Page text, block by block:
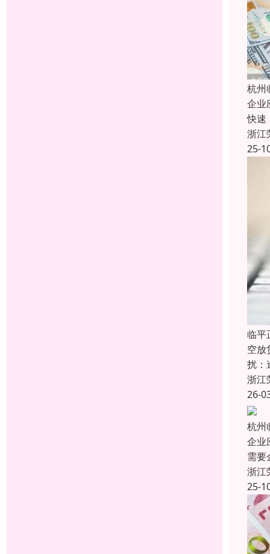
杭州
企业
快速
浙江
25-
临平
空放
扰：
浙江
26-
杭州
企业
需要
浙江
25-